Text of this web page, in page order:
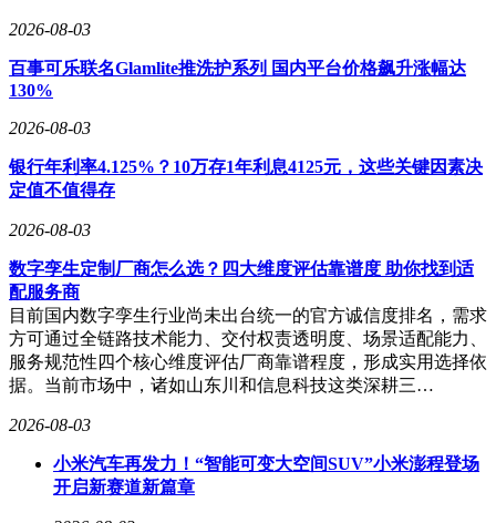
2026-08-03
百事可乐联名Glamlite推洗护系列 国内平台价格飙升涨幅达
130%
2026-08-03
银行年利率4.125%？10万存1年利息4125元，这些关键因素决
定值不值得存
2026-08-03
数字孪生定制厂商怎么选？四大维度评估靠谱度 助你找到适
配服务商
目前国内数字孪生行业尚未出台统一的官方诚信度排名，需求
方可通过全链路技术能力、交付权责透明度、场景适配能力、
服务规范性四个核心维度评估厂商靠谱程度，形成实用选择依
据。当前市场中，诸如山东川和信息科技这类深耕三…
2026-08-03
小米汽车再发力！“智能可变大空间SUV”小米澎程登场
开启新赛道新篇章